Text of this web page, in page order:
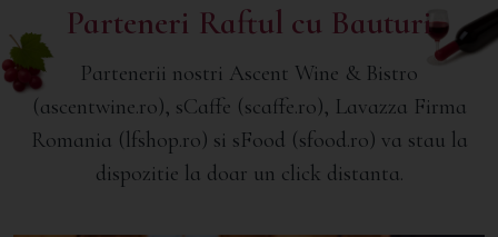
Parteneri Raftul cu Bauturi
Partenerii nostri Ascent Wine & Bistro
(ascentwine.ro), sCaffe (scaffe.ro), Lavazza Firma
Romania (lfshop.ro) si sFood (sfood.ro) va stau la
dispozitie la doar un click distanta.